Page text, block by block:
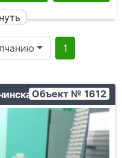
выбрано
выбрано
1
ул.
Объект № 1612